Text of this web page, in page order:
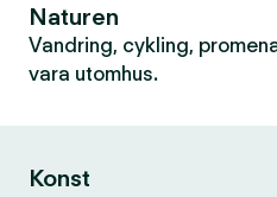
Naturen
Vandring, cykling,
vara utomhus.
Konst